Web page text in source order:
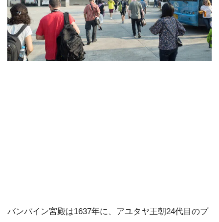
バンパイン宮殿は1637年に、アユタヤ王朝24代目のプ